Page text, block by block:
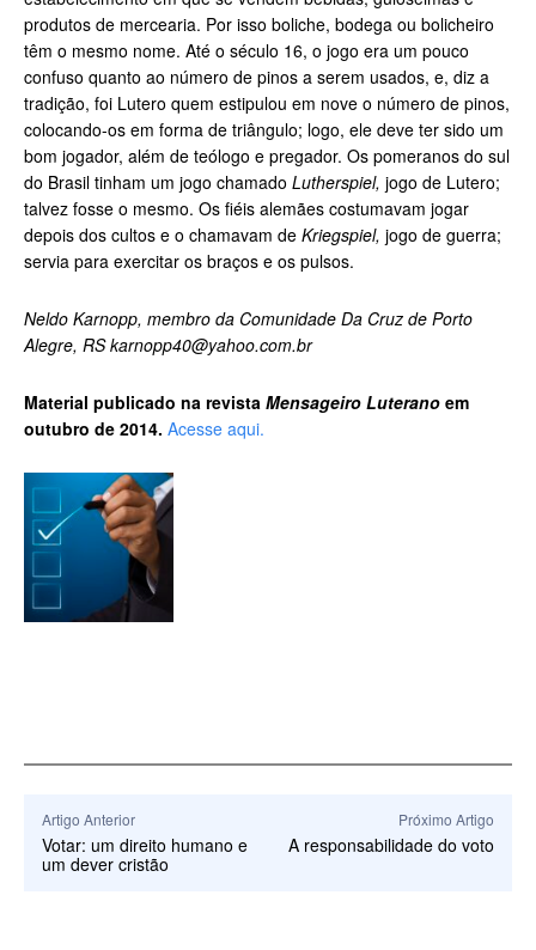
produtos de mercearia. Por isso boliche, bodega ou bolicheiro
têm o mesmo nome. Até o século 16, o jogo era um pouco
confuso quanto ao número de pinos a serem usados, e, diz a
tradição, foi Lutero quem estipulou em nove o número de pinos,
colocando-os em forma de triângulo; logo, ele deve ter sido um
bom jogador, além de teólogo e pregador. Os pomeranos do sul
do Brasil tinham um jogo chamado Lutherspiel, jogo de Lutero;
talvez fosse o mesmo. Os fiéis alemães costumavam jogar
depois dos cultos e o chamavam de Kriegspiel, jogo de guerra;
servia para exercitar os braços e os pulsos.
Neldo Karnopp, membro da Comunidade Da Cruz de Porto
Alegre, RSkarnopp40@yahoo.com.br
Material publicado na revista Mensageiro Luterano em
outubro de 2014. Acesse aqui.
Artigo Anterior
Votar: um direito humano e
um dever cristão
Próximo Artigo
A responsabilidade do voto